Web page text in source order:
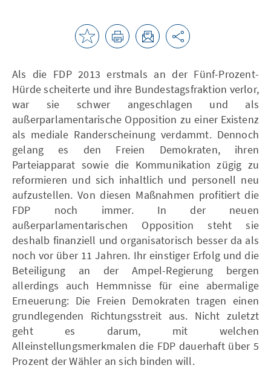
Als die FDP 2013 erstmals an der Fünf-Prozent-
Hürde scheiterte und ihre Bundestagsfraktion verlor,
war sie schwer angeschlagen und als
außerparlamentarische Opposition zu einer Existenz
als mediale Randerscheinung verdammt. Dennoch
gelang es den Freien Demokraten, ihren
Parteiapparat sowie die Kommunikation zügig zu
reformieren und sich inhaltlich und personell neu
aufzustellen. Von diesen Maßnahmen profitiert die
FDP noch immer. In der neuen
außerparlamentarischen Opposition steht sie
deshalb finanziell und organisatorisch besser da als
noch vor über 11 Jahren. Ihr einstiger Erfolg und die
Beteiligung an der Ampel-Regierung bergen
allerdings auch Hemmnisse für eine abermalige
Erneuerung: Die Freien Demokraten tragen einen
grundlegenden Richtungsstreit aus. Nicht zuletzt
geht es darum, mit welchen
Alleinstellungsmerkmalen die FDP dauerhaft über 5
Prozent der Wähler an sich binden will.